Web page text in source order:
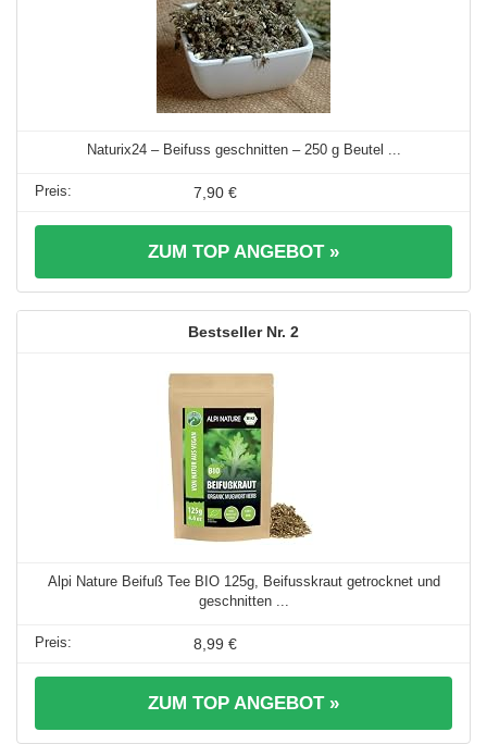
Naturix24 – Beifuss geschnitten – 250 g Beutel ...
7,90 €
ZUM TOP ANGEBOT »
2
Alpi Nature Beifuß Tee BIO 125g, Beifusskraut getrocknet und
geschnitten ...
8,99 €
ZUM TOP ANGEBOT »